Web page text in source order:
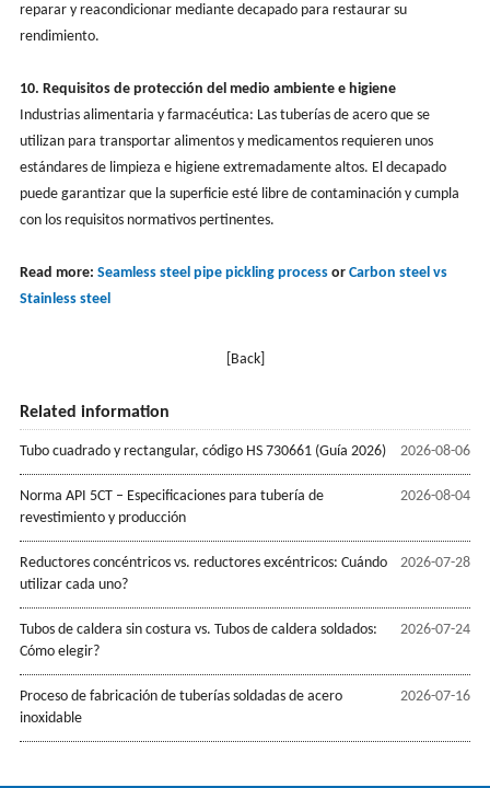
reparar y reacondicionar mediante decapado para restaurar su
rendimiento.
10. Requisitos de protección del medio ambiente e higiene
Industrias alimentaria y farmacéutica: Las tuberías de acero que se
utilizan para transportar alimentos y medicamentos requieren unos
estándares de limpieza e higiene extremadamente altos. El decapado
puede garantizar que la superficie esté libre de contaminación y cumpla
con los requisitos normativos pertinentes.
Read more: Seamless steel pipe pickling process or Carbon steel vs
Stainless steel
[Back]
Related information
2026-08-06
Tubo cuadrado y rectangular, código HS 730661 (Guía 2026)
2026-08-04
Norma API 5CT – Especificaciones para tubería de
revestimiento y producción
2026-07-28
Reductores concéntricos vs. reductores excéntricos: Cuándo
utilizar cada uno?
2026-07-24
Tubos de caldera sin costura vs. Tubos de caldera soldados:
Cómo elegir?
2026-07-16
Proceso de fabricación de tuberías soldadas de acero
inoxidable